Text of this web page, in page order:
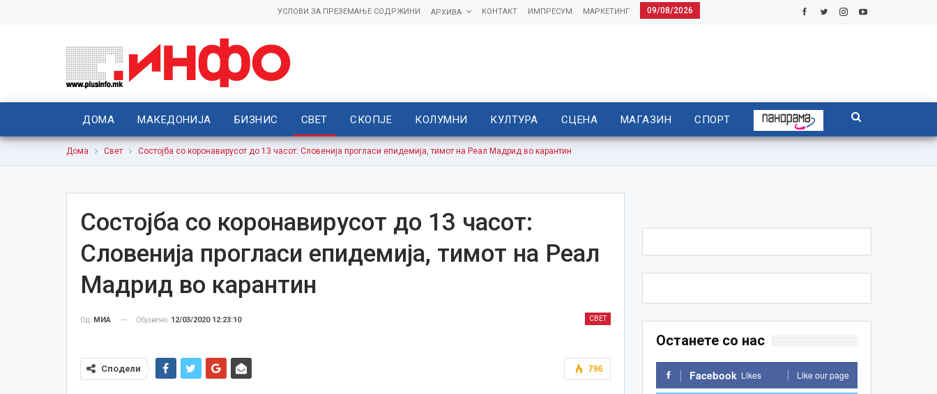
09/08/2026
МАРКЕТИНГ
ИМПРЕСУМ
КОНТАКТ
АРХИВА
УСЛОВИ ЗА ПРЕЗЕМАЊЕ СОДРЖИНИ
ДОМА МАКЕДОНИЈА БИЗНИС СВЕТ СКОПЈЕ КОЛУМНИ КУЛТУРА СЦЕНА МАГАЗИН СПОРТ
Дома Свет Состојба со коронавирусот до 13 часот: Словенија прогласи епидемија, тимот на Реал Мадрид во карантин
Состојба со коронавирусот до 13 часот:
Словенија прогласи епидемија, тимот на Реал
Мадрид во карантин
СВЕТ
Од МИА Објавено 12/03/2020 12:23:10
796
Сподели
Останете со нас
Facebook Likes Like our page